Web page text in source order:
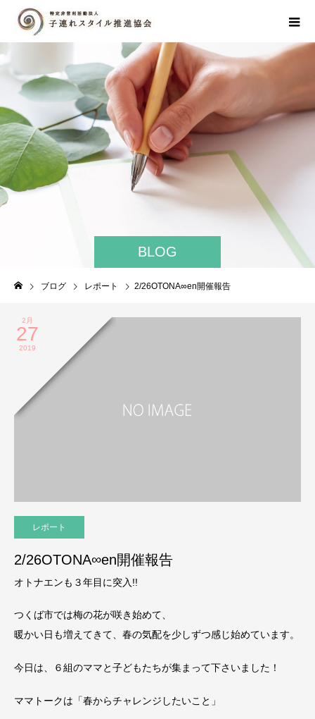
BLOG
ブログ レポート 2/26OTONA∞en開催報告
2月
27
2019
レポート
2/26OTONA∞en開催報告
オトナエンも３年目に突入!!
つくば市では梅の花が咲き始めて、
暖かい日も増えてきて、春の気配を少しずつ感じ始めています。
今日は、６組のママと子どもたちが集まって下さいました！
ママトークは「春からチャレンジしたいこと」